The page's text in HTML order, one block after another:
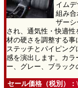
イム
組み合
ザー
され、通気性・快適
材の硬さを調整する
ステッチとパイピン
感を演出します。カ
ー、グレー、ブラック
セール価格（税別）：